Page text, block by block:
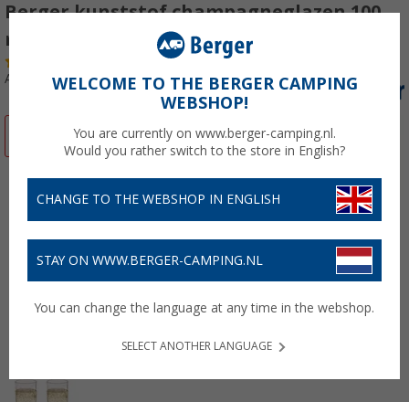
Berger kunststof champagneglazen 100
ml - 2-delige set
Artikelnr: 429730WELCOME TO THE BERGER CAMPING
WEBSHOP!
You are currently on www.berger-camping.nl.
Would you rather switch to the store in English?
CHANGE TO THE WEBSHOP IN ENGLISH
STAY ON WWW.BERGER-CAMPING.NL
You can change the language at any time in the webshop.
SELECT ANOTHER LANGUAGE